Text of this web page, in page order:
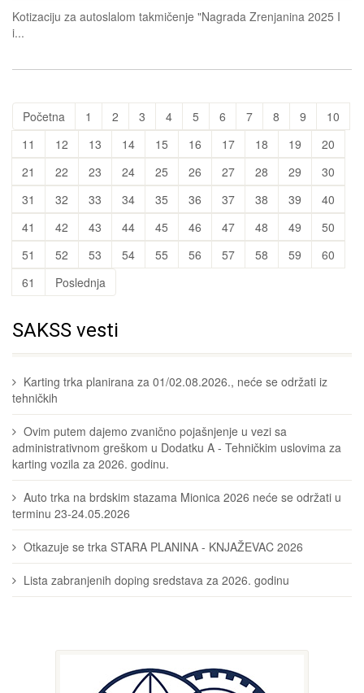
Kotizaciju za autoslalom takmičenje "Nagrada Zrenjanina 2025 I
i...
Početna 1 2 3 4 5 6 7 8 9
10
11
12 13 14 15 16 17 18 19
20
21
22 23 24 25 26 27 28 29
30
31
32 33 34 35 36 37 38 39
40
41
42 43 44 45 46 47 48 49
50
51
52 53 54 55 56 57 58 59
60
61
Poslednja
SAKSS vesti
Karting trka planirana za 01/02.08.2026., neće se održati iz
tehničkih
Ovim putem dajemo zvanično pojašnjenje u vezi sa
administrativnom greškom u Dodatku A - Tehničkim uslovima za
karting vozila za 2026. godinu.
Auto trka na brdskim stazama Mionica 2026 neće se održati u
terminu 23-24.05.2026
Otkazuje se trka STARA PLANINA - KNJAŽEVAC 2026
Lista zabranjenih doping sredstava za 2026. godinu